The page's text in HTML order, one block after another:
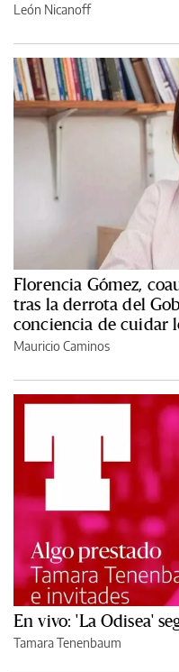
León Nicanoff
Florencia Gómez,
tras la derrota del
conciencia de cuidar
Mauricio Caminos
En vivo: 'La Odisea'
Tamara Tenenbaum